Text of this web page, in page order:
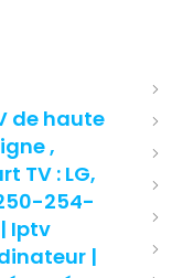
de haute
,
TV : LG,
254-
Iptv
|